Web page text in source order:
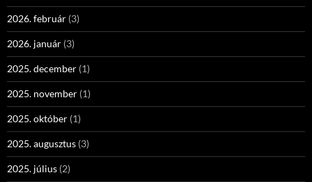
2026. február (3)
2026. január (3)
2025. december (1)
2025. november (1)
2025. október (1)
2025. augusztus (3)
2025. július (2)